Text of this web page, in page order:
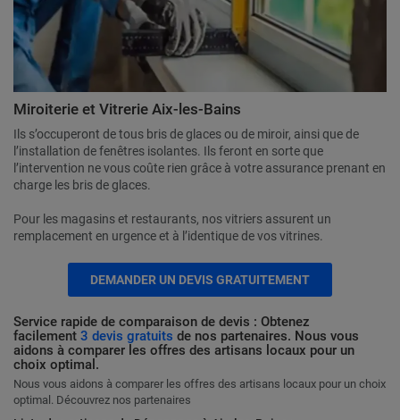
Miroiterie et Vitrerie Aix-les-Bains
Ils s’occuperont de tous bris de glaces ou de miroir, ainsi que de
l’installation de fenêtres isolantes. Ils feront en sorte que
l’intervention ne vous coûte rien grâce à votre assurance prenant en
charge les bris de glaces.
Pour les magasins et restaurants, nos vitriers assurent un
remplacement en urgence et à l’identique de vos vitrines.
DEMANDER UN DEVIS GRATUITEMENT
Service rapide de comparaison de devis : Obtenez
facilement 3 devis gratuits de nos partenaires. Nous vous
aidons à comparer les offres des artisans locaux pour un
choix optimal.
Nous vous aidons à comparer les offres des artisans locaux pour un choix
optimal. Découvrez nos partenaires